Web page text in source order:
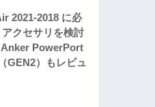
2021-2018 に必
クセサリを検討
Anker PowerPort
GEN2）もレビュ